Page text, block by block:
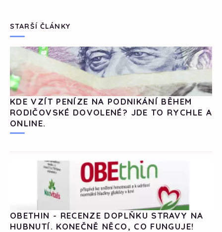
STARŠÍ ČLÁNKY
KDE VZÍT PENÍZE NA PODNIKÁNÍ BĚHEM
RODIČOVSKÉ DOVOLENÉ? JDE TO RYCHLE A
ONLINE.
OBETHIN - RECENZE DOPLŇKU STRAVY NA
HUBNUTÍ. KONEČNĚ NĚCO, CO FUNGUJE!